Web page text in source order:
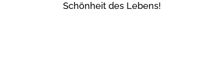
Schönheit des Lebens!